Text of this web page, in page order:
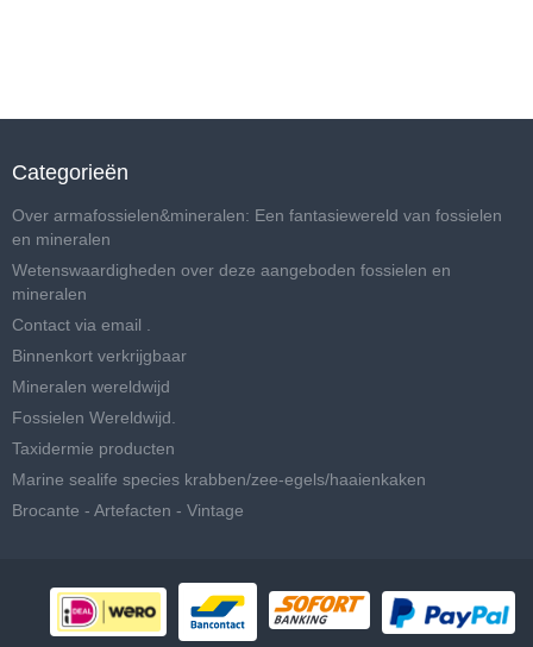
Categorieën
Over armafossielen&mineralen: Een fantasiewereld van fossielen
en mineralen
Wetenswaardigheden over deze aangeboden fossielen en
mineralen
Contact via email .
Binnenkort verkrijgbaar
Mineralen wereldwijd
Fossielen Wereldwijd.
Taxidermie producten
Marine sealife species krabben/zee-egels/haaienkaken
Brocante - Artefacten - Vintage